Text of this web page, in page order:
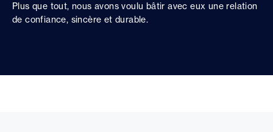
Plus que tout, nous avons voulu bâtir avec eux une relation
de confiance, sincère et durable.